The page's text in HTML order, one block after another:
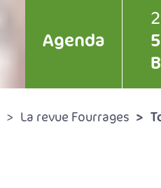
Agenda
La revue Fourrages